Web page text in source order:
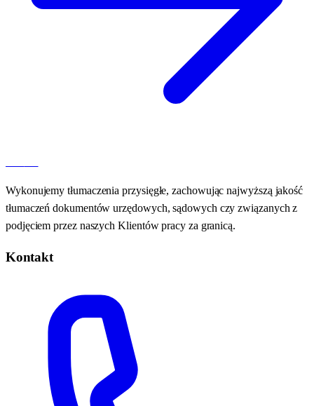
Wykonujemy tłumaczenia przysięgłe, zachowując najwyższą jakość
tłumaczeń dokumentów urzędowych, sądowych czy związanych z
podjęciem przez naszych Klientów pracy za granicą.
Kontakt